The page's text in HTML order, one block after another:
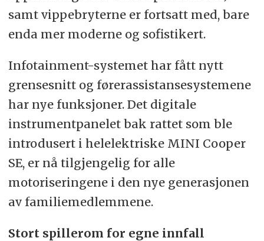
samt vippebryterne er fortsatt med, bare
enda mer moderne og sofistikert.
Infotainment-systemet har fått nytt
grensesnitt og førerassistansesystemene
har nye funksjoner. Det digitale
instrumentpanelet bak rattet som ble
introdusert i helelektriske MINI Cooper
SE, er nå tilgjengelig for alle
motoriseringene i den nye generasjonen
av familiemedlemmene.
Stort spillerom for egne innfall